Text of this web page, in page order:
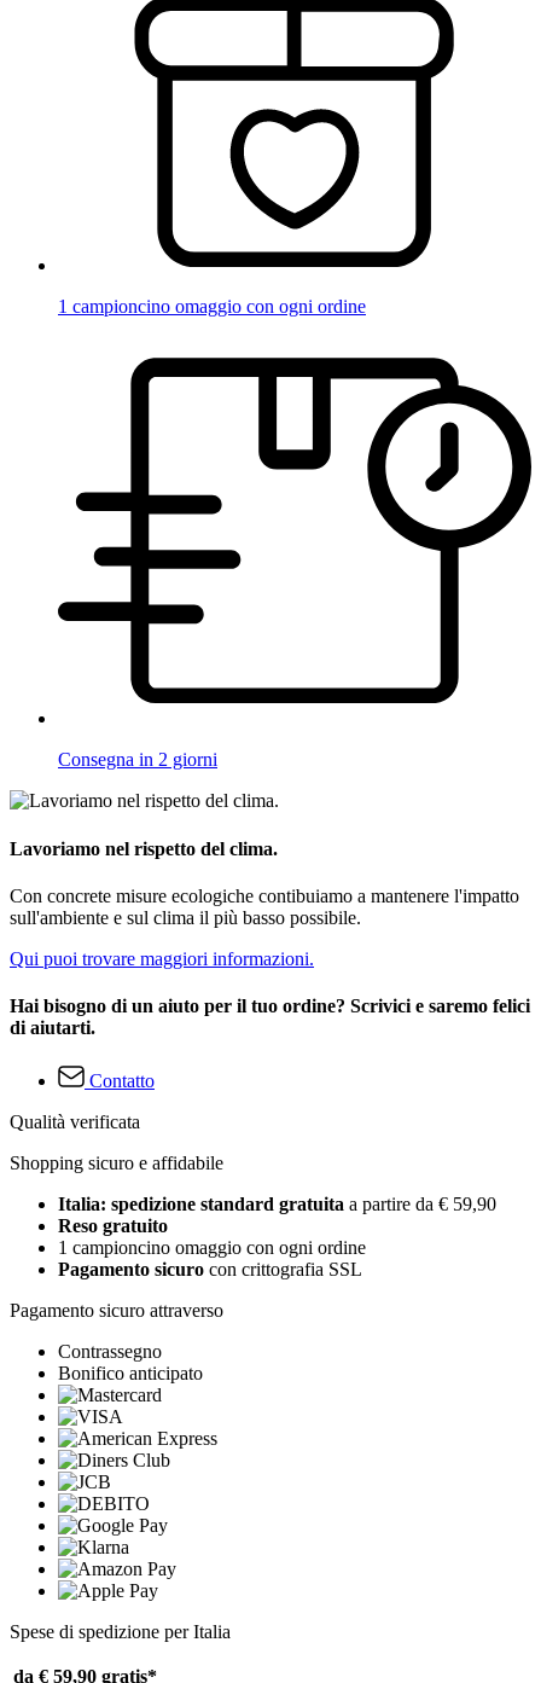
1 campioncino omaggio con ogni ordine
Consegna in 2 giorni
Lavoriamo nel rispetto del clima.
Con concrete misure ecologiche contibuiamo a mantenere l'impatto
sull'ambiente e sul clima il più basso possibile.
Qui puoi trovare maggiori informazioni.
Hai bisogno di un aiuto per il tuo ordine? Scrivici e saremo felici
di aiutarti.
Contatto
Qualità verificata
Shopping sicuro e affidabile
Italia: spedizione standard gratuita a partire da € 59,90
Reso gratuito
1 campioncino omaggio con ogni ordine
Pagamento sicuro con crittografia SSL
Pagamento sicuro attraverso
Contrassegno
Bonifico anticipato
Spese di spedizione per Italia
da € 59,90 gratis*